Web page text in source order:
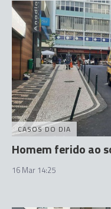
CASOS DO DIA
Homem ferido ao
16 Mar 14:25